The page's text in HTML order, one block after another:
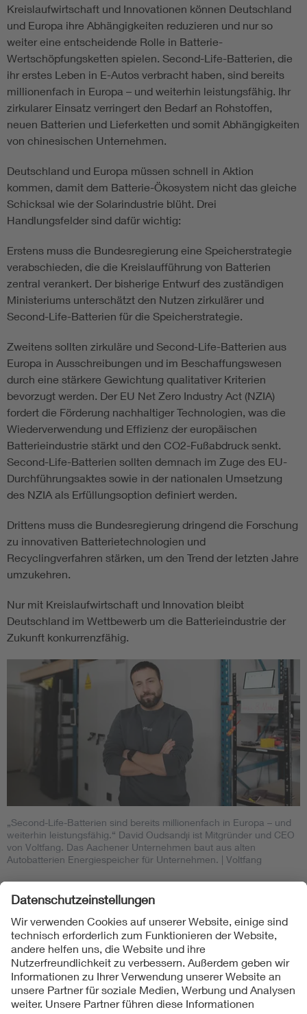
Kreislaufwirtschaft und Innovationen können Deutschland
und Europa ihre Abhängigkeiten reduzieren und nur so
weiter eine entscheidende Rolle in Batterie-
Wertschöpfungsketten spielen. Second-Life-Batterien, die
ihr erstes Leben in E-Autos verbracht haben, sind bereits
millionenfach in Europa – und weiterhin leistungsfähig. Ihr
zirkularer Einsatz verringert den Bedarf an Rohstoffen,
neuen Batterien und Lieferketten und somit Abhängigkeiten
von chinesischen Unternehmen.
Deutschland und Europa müssen schnell in Aktion
kommen, damit dem Batterie-Ökosystem nicht das gleiche
Schicksal wie der Solarindustrie blüht. Drei
Handlungsfelder sind dafür wichtig:
Erstens muss die Bundesregierung eine Speicherstrategie
verabschieden, die die Kreislaufführung von Batterien
zentral verankert. Der bisherige Entwurf des zuständigen
Ministeriums unterschätzt den Nutzen zirkulärer und
Second-Life-Batterien für die Speicherstrategie.
Zweitens sollten zirkuläre und Second-Life-Batterien aus
Europa in Ausschreibungen und im Beschaffungswesen
durch eine stärkere Gewichtung qualitativer Kriterien
bevorzugt werden. Der EU Net Zero Industry Act (NZIA)
fordert die Förderung nachhaltiger Technologien, was die
Wiederverwendung und Effizienz der europäischen
Batterieindustrie stärkt und den CO2-Fußabdruck senkt.
Second-Life-Batterien sollten demnach im Zuge des EU-
Durchführungsaktes sowie in der nationalen Umsetzung
des NZIA als Erfüllungsoption definiert werden.
Drittens muss die Bundesregierung dringend die Forschung
zu innovativen Batterietechnologien und
Recyclingverfahren stärken, um den Trend der letzten Jahre
umzukehren.
Nur mit Kreislaufwirtschaft und Innovation bleibt
Deutschland im Wettbewerb um die Batterieindustrie der
Zukunft konkurrenzfähig.
„Second-Life-Batterien sind bereits millionenfach in Europa – und
weiterhin leistungsfähig.“ David Oudsandji ist Mitgründer und CEO
von Voltfang. Das Aachener Unternehmen baut aus alten
Autobatterien Energiespeicher für Unternehmen. | Voltfang
Folgen Sie uns